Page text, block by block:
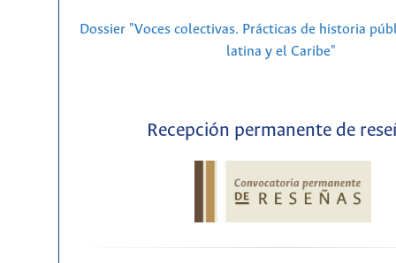
Dossier "Voces colectivas. Prácticas de historia
latina y el Caribe"
Recepción permanente de